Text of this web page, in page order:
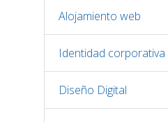
Alojamiento web
Identidad corporativa
Diseño Digital